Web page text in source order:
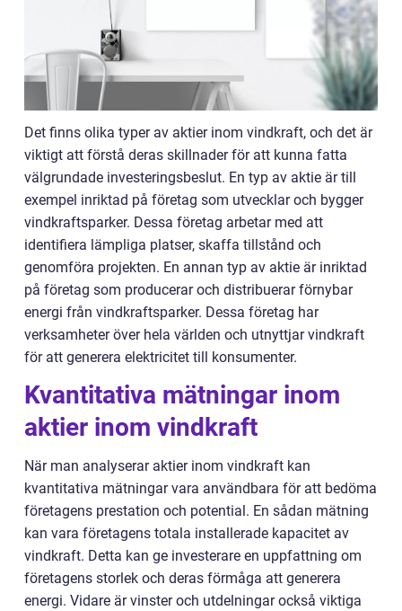
Det finns olika typer av aktier inom vindkraft, och det är
viktigt att förstå deras skillnader för att kunna fatta
välgrundade investeringsbeslut. En typ av aktie är till
exempel inriktad på företag som utvecklar och bygger
vindkraftsparker. Dessa företag arbetar med att
identifiera lämpliga platser, skaffa tillstånd och
genomföra projekten. En annan typ av aktie är inriktad
på företag som producerar och distribuerar förnybar
energi från vindkraftsparker. Dessa företag har
verksamheter över hela världen och utnyttjar vindkraft
för att generera elektricitet till konsumenter.
Kvantitativa mätningar inom
aktier inom vindkraft
När man analyserar aktier inom vindkraft kan
kvantitativa mätningar vara användbara för att bedöma
företagens prestation och potential. En sådan mätning
kan vara företagens totala installerade kapacitet av
vindkraft. Detta kan ge investerare en uppfattning om
företagens storlek och deras förmåga att generera
energi. Vidare är vinster och utdelningar också viktiga